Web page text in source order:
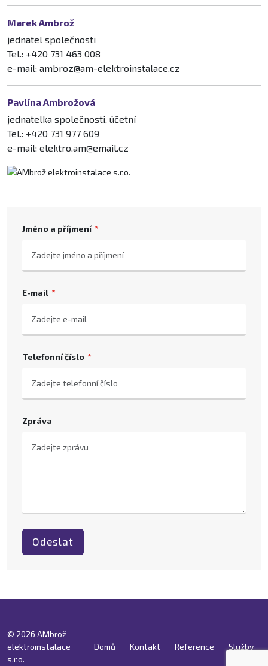
Marek Ambrož
jednatel společnosti
Tel.: +420 731 463 008
e-mail: ambroz@am-elektroinstalace.cz
Pavlína Ambrožová
jednatelka společnosti, účetní
Tel.: +420 731 977 609
e-mail: elektro.am@email.cz
Jméno a příjmení
E-mail
Telefonní číslo
Zpráva
Odeslat
© 2026 AMbrož
elektroinstalace
s.r.o.
Domů Kontakt Reference Služby